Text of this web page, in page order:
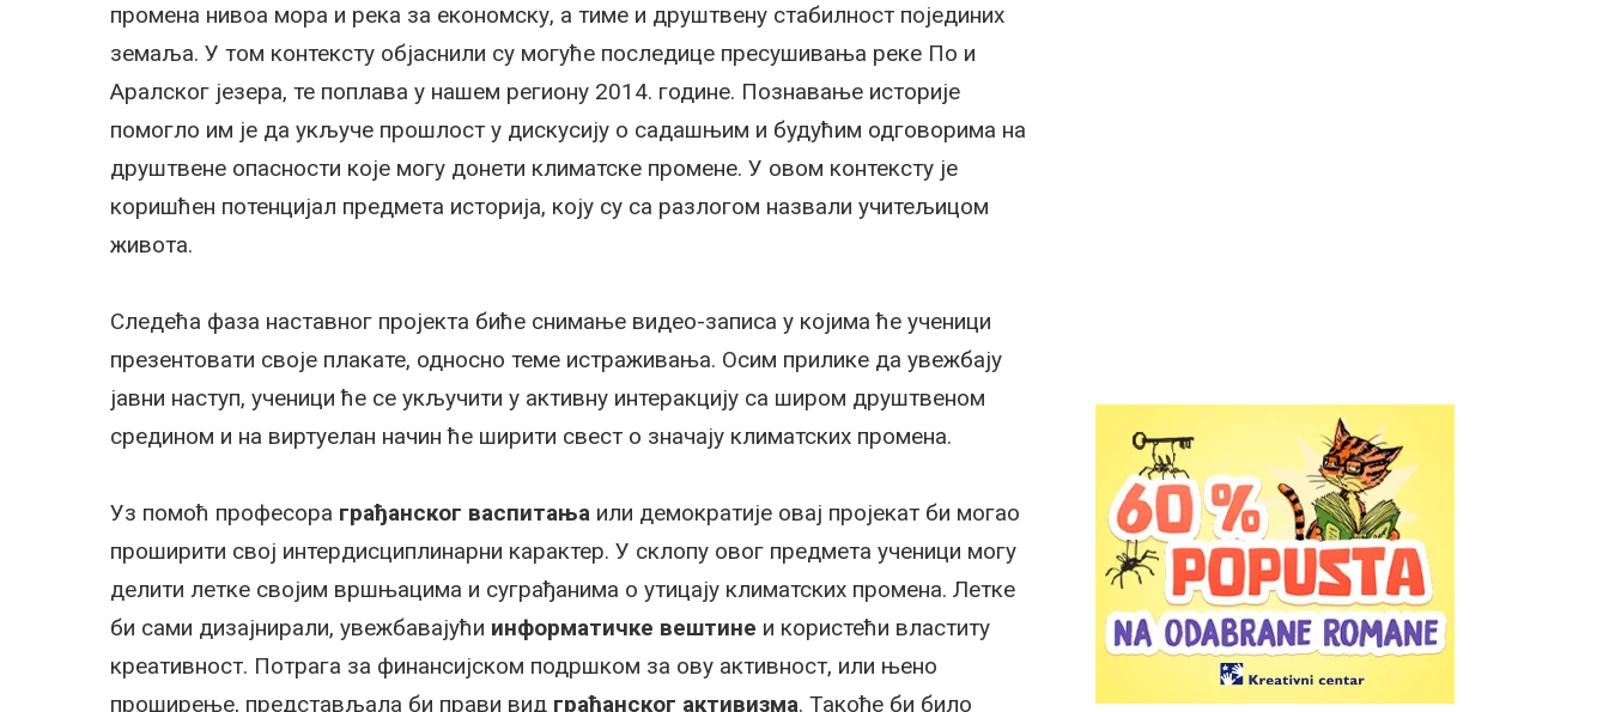
промена нивоа мора и река за економску, а тиме и друштвену стабилност појединих
земаља. У том контексту објаснили су могуће последице пресушивања реке По и
Аралског језера, те поплава у нашем региону 2014. године. Познавање историје
помогло им је да укључе прошлост у дискусију о садашњим и будућим одговорима на
друштвене опасности које могу донети климатске промене. У овом контексту је
коришћен потенцијал предмета историја, коју су са разлогом назвали учитељицом
живота.
Следећа фаза наставног пројекта биће снимање видео-записа у којима ће ученици
презентовати своје плакате, односно теме истраживања. Осим прилике да увежбају
јавни наступ, ученици ће се укључити у активну интеракцију са широм друштвеном
средином и на виртуелан начин ће ширити свест о значају климатских промена.
Уз помоћ професора грађанског васпитања или демократије овај пројекат би могао
проширити свој интердисциплинарни карактер. У склопу овог предмета ученици могу
делити летке својим вршњацима и суграђанима о утицају климатских промена. Летке
би сами дизајнирали, увежбавајући информатичке вештине и користећи властиту
креативност. Потрага за финансијском подршком за ову активност, или њено
проширење, представљала би прави вид грађанског активизма. Такође би било